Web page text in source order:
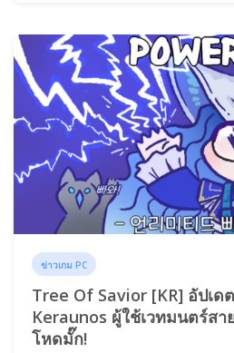
ข่าวเกม PC
Tree Of Savior [KR] อัปเด
Keraunos ผู้ใช้เวทมนตร์ส
โหดมั๊ก!